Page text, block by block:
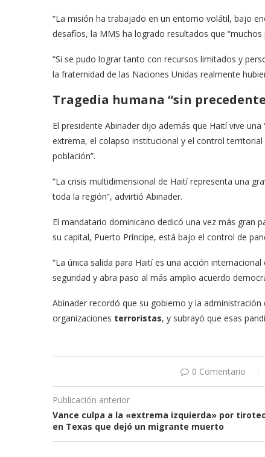
“La misión ha trabajado en un entorno volátil, bajo
desafíos, la MMS ha logrado resultados que “muchos
“Si se pudo lograr tanto con recursos limitados y
la fraternidad de las Naciones Unidas realmente
Tragedia humana “sin
El presidente Abinader dijo además que Haití vive
extrema, el colapso institucional y el control territorial
población”.
“La crisis multidimensional de Haití representa una
toda la región”, advirtió Abinader.
El mandatario dominicano dedicó una vez más gran
su capital, Puerto Príncipe, está bajo el control de
“La única salida para Haití es una acción
seguridad y abra paso al más amplio acuerdo
Abinader recordó que su gobierno y la administración
organizaciones terroristas, y subrayó que esas
0 Comentario
Publicación anterior
Vance culpa a la «extrema izquierda» por
en Texas que dejó un migrante muerto